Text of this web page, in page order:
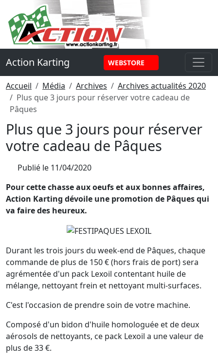
Panneau de gestion des cookies
Action Karting WEBSTORE
Accueil Média Archives
Archives actualités 2020
Plus que 3 jours pour réserver votre cadeau de
Pâques
Plus que 3 jours pour réserver
votre cadeau de Pâques
Publié le 11/04/2020
Pour cette chasse aux oeufs et aux bonnes affaires,
Action Karting dévoile une promotion de Pâques qui
va faire des heureux.
Durant les trois jours du week-end de Pâques, chaque
commande de plus de 150 € (hors frais de port) sera
agrémentée d'un pack Lexoil contentant huile de
mélange, nettoyant frein et nettoyant multi-surfaces.
C'est l'occasion de prendre soin de votre machine.
Composé d'un bidon d'huile homologuée et de deux
aérosols de nettoyants, ce pack Lexoil a une valeur de
plus de 33 €.